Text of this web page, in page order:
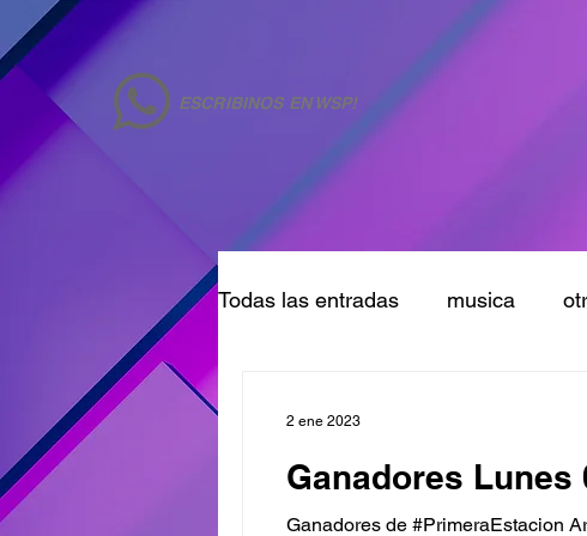
ESCRIBINOS EN WSP!
Todas las entradas musica
Ganadores Lunes
Ganadores de #PrimeraEstacion
2 ene 2023